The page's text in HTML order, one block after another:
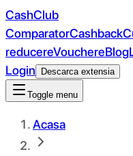
CashClub
ComparatorCashback
reducereVouchereBlog
Login
Descarca extensia
Toggle menu
Acasa